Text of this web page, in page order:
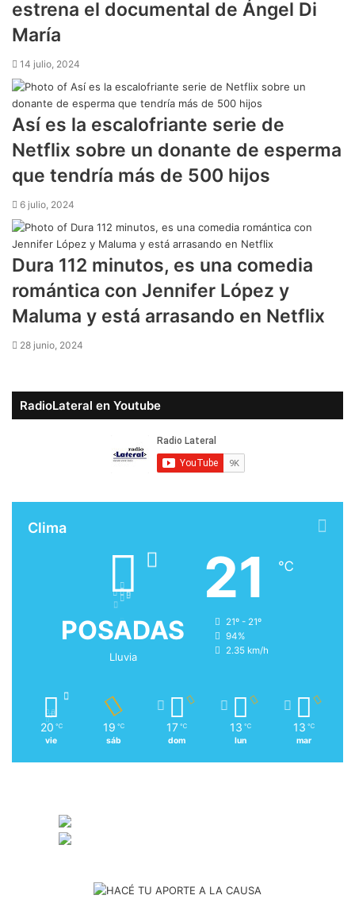
estrena el documental de Ángel Di
María
14 julio, 2024
Así es la escalofriante serie de
Netflix sobre un donante de esperma
que tendría más de 500 hijos
6 julio, 2024
Dura 112 minutos, es una comedia
romántica con Jennifer López y
Maluma y está arrasando en Netflix
28 junio, 2024
RadioLateral en Youtube
Clima
POSADAS
Lluvia
21 ℃
21º - 21º
94%
2.35 km/h
20 ℃
vie
19 ℃
sáb
17 ℃
dom
13 ℃
lun
13 ℃
mar